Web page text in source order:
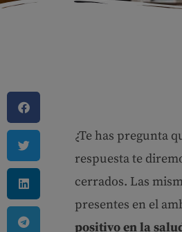
¿Te has pregunta
respuesta te
cerrados. Las
presentes en el
positivo en la